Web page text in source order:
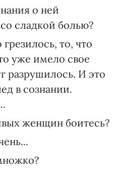
о ней
сладкой болью?
то, что
уже имело свое
разрушилось. И это
в сознании.
женщин боитесь?